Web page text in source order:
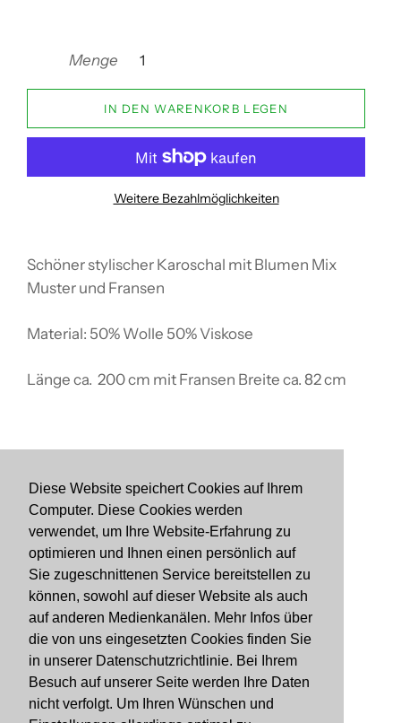
Diese Website speichert Cookies auf Ihrem
Computer. Diese Cookies werden
verwendet, um Ihre Website-Erfahrung zu
optimieren und Ihnen einen persönlich auf
Sie zugeschnittenen Service bereitstellen zu
können, sowohl auf dieser Website als auch
auf anderen Medienkanälen. Mehr Infos über
die von uns eingesetzten Cookies finden Sie
in unserer Datenschutzrichtlinie. Bei Ihrem
Besuch auf unserer Seite werden Ihre Daten
nicht verfolgt. Um Ihren Wünschen und
Menge
IN DEN WARENKORB LEGEN
Weitere Bezahlmöglichkeiten
Schöner stylischer Karoschal mit Blumen Mix
Muster und Fransen
Material: 50% Wolle 50% Viskose
Länge ca. 200 cm mit Fransen Breite ca. 82 cm
Suchen
Impressum
Datenschutzerklärung
Allgemeine Geschäftsbedingungen
Retournieren
Facebook
Instagram